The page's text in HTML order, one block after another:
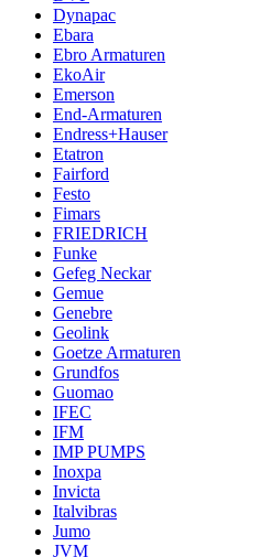
Dynapac
Ebara
Ebro Armaturen
EkoAir
Emerson
End-Armaturen
Endress+Hauser
Etatron
Fairford
Festo
Fimars
FRIEDRICH
Funke
Gefeg Neckar
Gemue
Genebre
Geolink
Goetze Armaturen
Grundfos
Guomao
IFEC
IFM
IMP PUMPS
Inoxpa
Invicta
Italvibras
Jumo
JVM